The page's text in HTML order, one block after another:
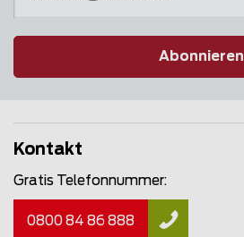
Abonnieren
Kontakt
Gratis Telefonnummer:
0800 84 86 888